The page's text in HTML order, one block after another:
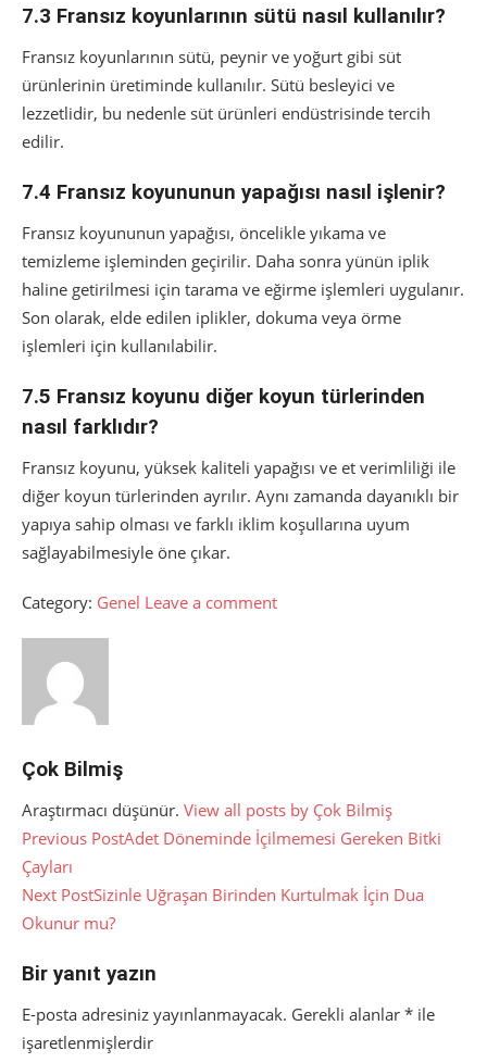
7.3 Fransız koyunlarının sütü nasıl kullanılır?
Fransız koyunlarının sütü, peynir ve yoğurt gibi süt
ürünlerinin üretiminde kullanılır. Sütü besleyici ve
lezzetlidir, bu nedenle süt ürünleri endüstrisinde tercih
edilir.
7.4 Fransız koyununun yapağısı nasıl işlenir?
Fransız koyununun yapağısı, öncelikle yıkama ve
temizleme işleminden geçirilir. Daha sonra yünün iplik
haline getirilmesi için tarama ve eğirme işlemleri uygulanır.
Son olarak, elde edilen iplikler, dokuma veya örme
işlemleri için kullanılabilir.
7.5 Fransız koyunu diğer koyun türlerinden
nasıl farklıdır?
Fransız koyunu, yüksek kaliteli yapağısı ve et verimliliği ile
diğer koyun türlerinden ayrılır. Aynı zamanda dayanıklı bir
yapıya sahip olması ve farklı iklim koşullarına uyum
sağlayabilmesiyle öne çıkar.
Category: Genel Leave a comment
Çok Bilmiş
Araştırmacı düşünür. View all posts by Çok Bilmiş
Yazı
gezinmesi
Previous PostAdet Döneminde İçilmemesi Gereken Bitki
Çayları
Next PostSizinle Uğraşan Birinden Kurtulmak İçin Dua
Okunur mu?
Bir yanıt yazın
E-posta adresiniz yayınlanmayacak. Gerekli alanlar * ile
işaretlenmişlerdir